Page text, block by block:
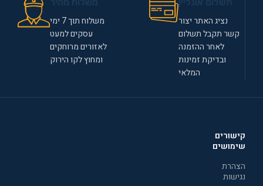
נציג האתר יצור
קשר תקבל תשלום
לאחר ההזמנה
ובדיקת זמינות
המלאי
משלוח תוך 7 ימי
עסקים למעט
לאזורים מרוחקים
ומחוץ לקו הירוק
קישורים
שימושים
הצהרת
נגישות